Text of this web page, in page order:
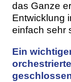
das Ganze
Entwicklung
einfach sehr
Ein